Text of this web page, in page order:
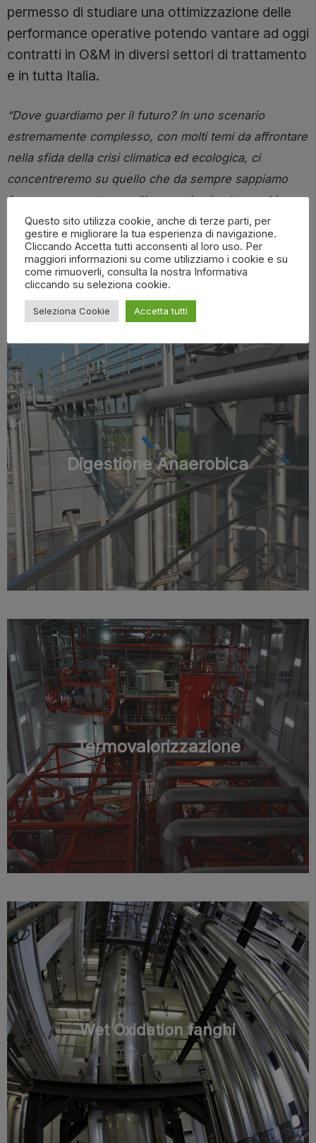
permesso di studiare una ottimizzazione delle
performance operative potendo vantare ad oggi
contratti in O&M in diversi settori di trattamento
e in tutta Italia.
“Dove guardiamo per il futuro? In uno scenario
estremamente complesso, con molti temi da affrontare
nella sfida della crisi climatica ed ecologica, ci
concentreremo su quello che da sempre sappiamo
fare, ovvero puntare sull’economia circolare, ed in
particolare il recupero ed il riciclo delle risorse.”
(Simone Paoli, WASTE AND WASTEWATER BU
Manager)
Digestione Anaerobica
Termovalorizzazione
Wet Oxidation fanghi
Questo sito utilizza cookie, anche di terze parti, per
gestire e migliorare la tua esperienza di navigazione.
Cliccando Accetta tutti acconsenti al loro uso. Per
maggiori informazioni su come utilizziamo i cookie e su
come rimuoverli, consulta la nostra Informativa
cliccando su seleziona cookie.
Seleziona Cookie Accetta tutti